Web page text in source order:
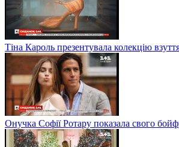
Тіна Кароль презентувала колекцію
Онучка Софії Ротару показала свого